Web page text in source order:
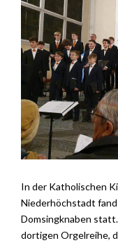
In der Katholischen
Niederhöchstadt
Domsingknaben
dortigen Orgelreihe,